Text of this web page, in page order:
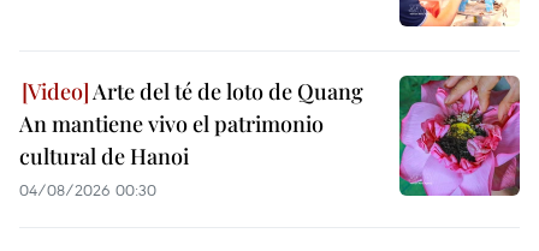
Arte del té de loto de Quang
An mantiene vivo el patrimonio
cultural de Hanoi
04/08/2026 00:30